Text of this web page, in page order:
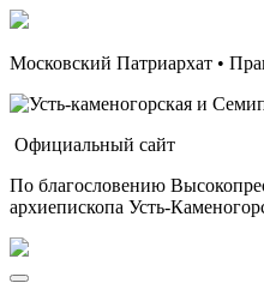
Московский Патриархат •
Официальный сайт
По благословению
архиепископа Усть-